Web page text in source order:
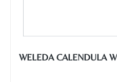
WELEDA CALENDULA